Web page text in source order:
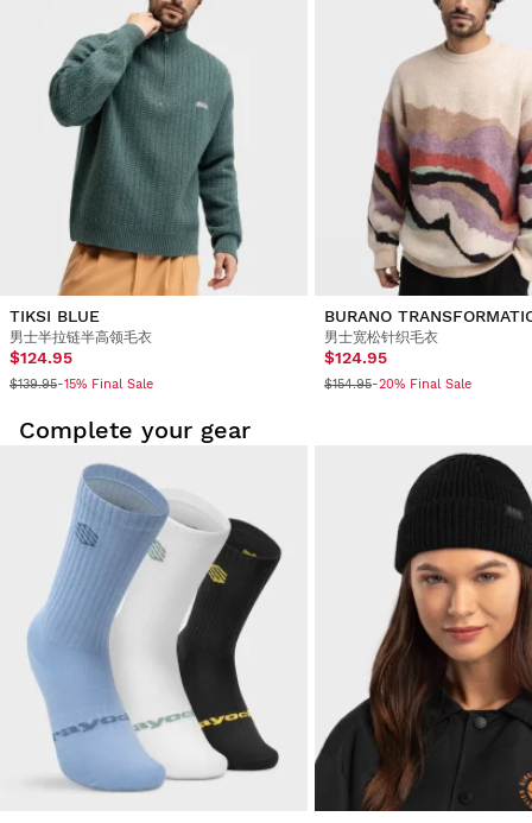
TIKSI BLUE
男士半拉链半高领毛衣
$124.95
$139.95-15% Final Sale
BURANO
男士宽松针织毛衣
$124.95
$154.95-20% Final Sale
Complete your gear